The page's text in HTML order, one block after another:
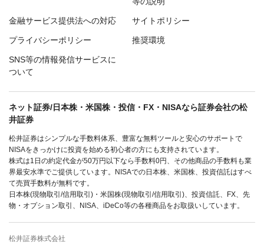
金融サービス提供法への対応 サイトポリシー
プライバシーポリシー 推奨環境
SNS等の情報発信サービスに
ついて
ネット証券/日本株・米国株・投信・FX・NISAなら証券会社の松
井証券
松井証券はシンプルな手数料体系、豊富な無料ツールと安心のサポートで
NISAをきっかけに投資を始める初心者の方にも支持されています。
株式は1日の約定代金が50万円以下なら手数料0円、その他商品の手数料も業
界最安水準でご提供しています。NISAでの日本株、米国株、投資信託はすべ
て売買手数料が無料です。
日本株(現物取引/信用取引)・米国株(現物取引/信用取引)、投資信託、FX、先
物・オプション取引、NISA、iDeCo等の各種商品をお取扱いしています。
松井証券株式会社